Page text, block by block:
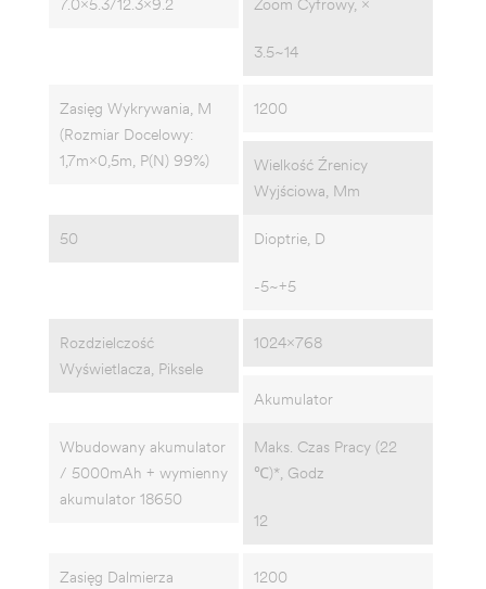
7.0×5.3/12.3×9.2 Zoom Cyfrowy, ×
3.5~14
Zasięg Wykrywania, M
(Rozmiar Docelowy:
1,7m×0,5m, P(n) 99%)
1200
Wielkość Źrenicy
Wyjściowa, Mm
50 Dioptrie, D
-5~+5
Rozdzielczość
Wyświetlacza, Piksele
1024×768
Akumulator
Wbudowany akumulator
/ 5000mAh + wymienny
akumulator 18650
Maks. Czas Pracy (22
℃)*, Godz
12
Zasięg Dalmierza
1200